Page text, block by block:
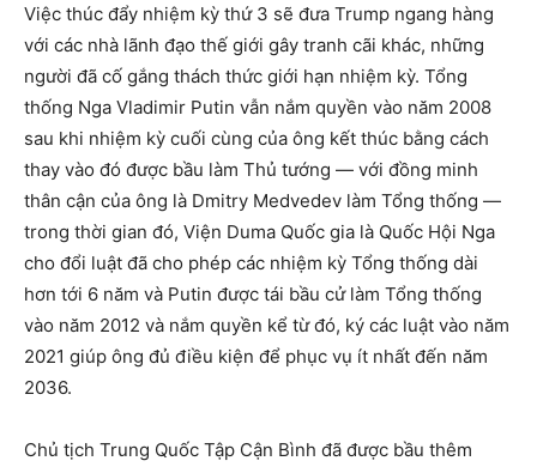
Việc thúc đẩy nhiệm kỳ thứ 3 sẽ đưa Trump ngang hàng
với các nhà lãnh đạo thế giới gây tranh cãi khác, những
người đã cố gắng thách thức giới hạn nhiệm kỳ. Tổng
thống Nga Vladimir Putin vẫn nắm quyền vào năm 2008
sau khi nhiệm kỳ cuối cùng của ông kết thúc bằng cách
thay vào đó được bầu làm Thủ tướng — với đồng minh
thân cận của ông là Dmitry Medvedev làm Tổng thống —
trong thời gian đó, Viện Duma Quốc gia là Quốc Hội Nga
cho đổi luật đã cho phép các nhiệm kỳ Tổng thống dài
hơn tới 6 năm và Putin được tái bầu cử làm Tổng thống
vào năm 2012 và nắm quyền kể từ đó, ký các luật vào năm
2021 giúp ông đủ điều kiện để phục vụ ít nhất đến năm
2036.
Chủ tịch Trung Quốc Tập Cận Bình đã được bầu thêm